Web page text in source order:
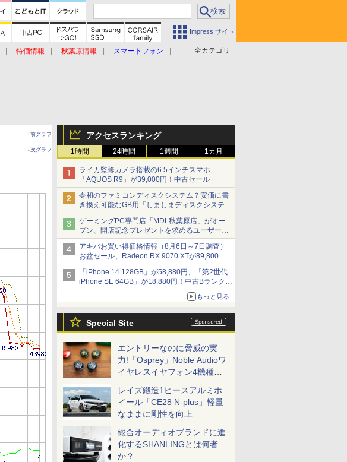
Impress サイト
全カテゴリ
特価情報 秋葉原情報
スマートフォン
アクセスランキング
1時間 24時間 1週間 1カ月
ライカ監修カメラ搭載の6.5インチスマホ
「AQUOS R9」が39,000円！中古セール
令和のファミコンディスクシステム？安価に書
き換え可能なGB用「しましまディスクシステ
ム」
ゲーミングPC専門店「MDL秋葉原店」がオー
プン、開店記念プレゼントを求めるユーザーが
押し寄せ長蛇の列に
アキバお買い得価格情報（8月6日～7日調査）
お盆セール、Radeon RX 9070 XTが89,800
円、水平周波数24.8kHz対応の17型モニターが
9,801円、暑さ指数連動セール ほか
「iPhone 14 128GB」が58,880円、「第2世代
iPhone SE 64GB」が18,880円！中古Bランク品
もっと見る
Special Site
エントリーなのに脅威の実
力!「Osprey」Noble Audioワ
イヤレスイヤフォン4機種を
一気に聴く
レイズ鍛造1ピースアルミホ
イール「CE28 N-plus」軽量
なままに剛性を向上
総合オーディオブランドに進
化するSHANLINGとは何者
か？
↑前グラフ
↓次グラフ